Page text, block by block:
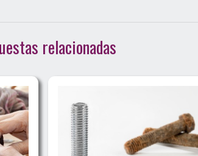
relacionadas